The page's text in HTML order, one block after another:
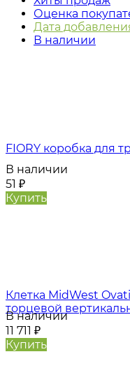
Оценка
Дата
В наличии
FIORY коробка для
В наличии
51 ₽
Купить
Клетка MidWest
торцевой
В наличии
11 711 ₽
Купить